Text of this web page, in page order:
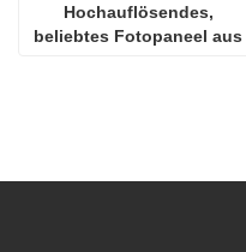
Hochauflösendes,
beliebtes Fotopaneel aus